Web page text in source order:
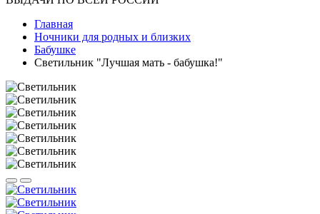
Главная
Ночники для родных и близких
Бабушке
Светильник "Лучшая мать - бабушка!"